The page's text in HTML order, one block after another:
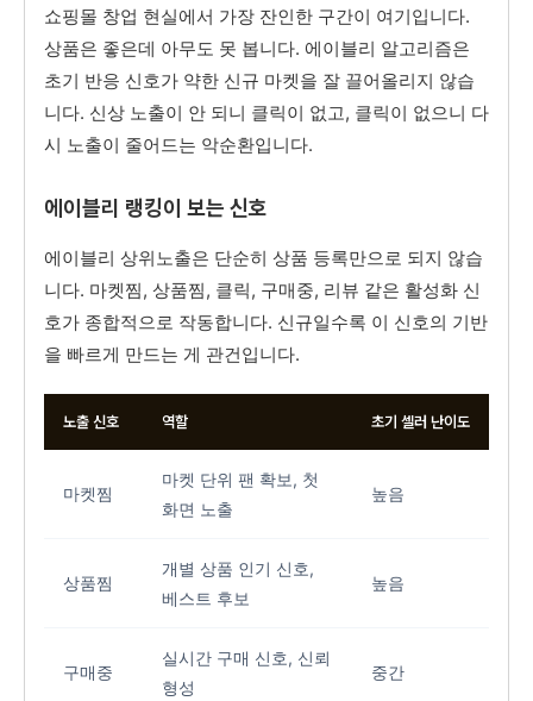
쇼핑몰 창업 현실에서 가장 잔인한 구간이 여기입니다.
상품은 좋은데 아무도 못 봅니다. 에이블리 알고리즘은
초기 반응 신호가 약한 신규 마켓을 잘 끌어올리지 않습
니다. 신상 노출이 안 되니 클릭이 없고, 클릭이 없으니 다
시 노출이 줄어드는 악순환입니다.
에이블리 랭킹이 보는 신호
에이블리 상위노출은 단순히 상품 등록만으로 되지 않습
니다. 마켓찜, 상품찜, 클릭, 구매중, 리뷰 같은 활성화 신
호가 종합적으로 작동합니다. 신규일수록 이 신호의 기반
을 빠르게 만드는 게 관건입니다.
노출 신호 역할 초기 셀러 난이도
마켓찜
마켓 단위 팬 확보, 첫
화면 노출
높음
상품찜
개별 상품 인기 신호,
베스트 후보
높음
구매중
실시간 구매 신호, 신뢰
형성
중간